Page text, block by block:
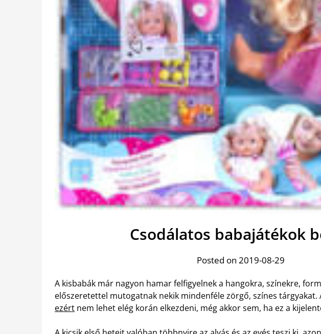
Csodálatos babajátékok
Posted on 2019-08-29
A kisbabák már nagyon hamar felfigyelnek a hangokra, színekre,
előszeretettel mutogatnak nekik mindenféle zörgő, színes tárgyakat.
ezért nem lehet elég korán elkezdeni, még akkor sem, ha ez a